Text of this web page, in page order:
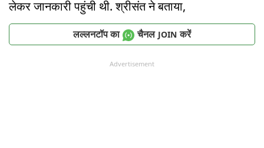
लेकर जानकारी पहुंची थी. श्रीसंत ने बताया,
लल्लनटॉप का चैनल JOIN करें
Advertisement